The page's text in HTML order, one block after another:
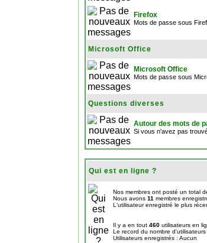
Firefox
Mots de passe sous
Microsoft Office
Microsoft Office
Mots de passe sous
Questions diverses
Autour des mots de
Si vous n'avez pas
Qui est en ligne ?
Nos membres ont posté un total
Nous avons 11 membres
L'utilisateur enregistré le plus
Il y a en tout 460 utilisateurs en
Le record du nombre
Utilisateurs enregistrés : Aucun